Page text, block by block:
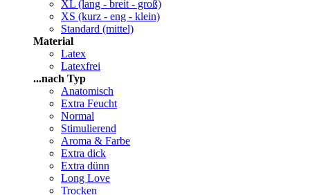
XL (lang - breit - groß)
XS (kurz - eng - klein)
Standard (mittel)
Material
Latex
Latexfrei
...nach Typ
Anatomisch
Extra Feucht
Normal
Stimulierend
Aroma & Farbe
Extra dick
Extra dünn
Long Love
Trocken